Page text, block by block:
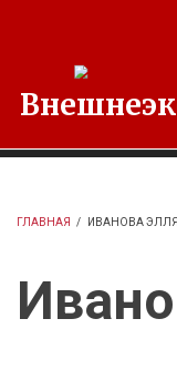
ГЛАВНАЯ / ИВАНОВА ЭЛЛЯ